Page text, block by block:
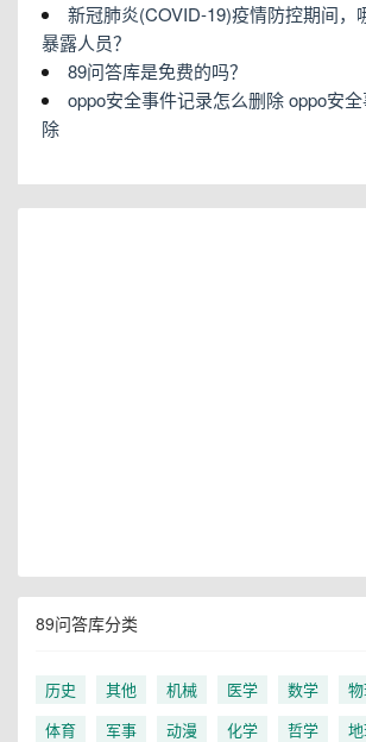
新冠肺炎(COVID-19)疫情防控期间，
暴露人员？
89问答库是免费的吗？
oppo安全事件记录怎么删除 oppo安
除
89问答库分类
历史 其他 机械 医学 数学
体育
军事 动漫 化学 哲学